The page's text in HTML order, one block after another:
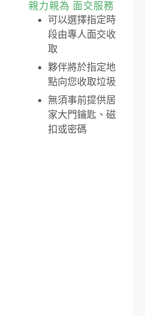
親力親為 面交服務
可以選擇指定時
段由專人面交收
取
夥伴將於指定地
點向您收取垃圾
無須事前提供居
家大門鑰匙、磁
扣或密碼